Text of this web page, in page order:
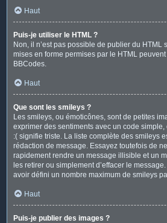
Haut
Puis-je utiliser le HTML ?
Non, il n’est pas possible de publier du HTML
mises en forme permises par le HTML
BBCodes.
Haut
Que sont les smileys ?
Les smileys, ou émoticônes, sont de petites
exprimer des sentiments avec un code
:( signifie triste. La liste complète des smileys
rédaction de message. Essayez toutefois de
rapidement rendre un message illisible et un
les retirer ou simplement d’effacer le
avoir défini un nombre maximum de smileys
Haut
Puis-je publier des images ?